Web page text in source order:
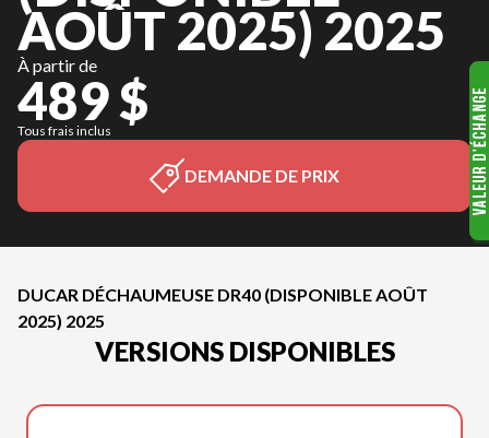
AOÛT 2025) 2025
À partir de
489 $
Tous frais inclus
DEMANDE DE PRIX
DUCAR DÉCHAUMEUSE DR40 (DISPONIBLE AOÛT
2025) 2025
VERSIONS DISPONIBLES